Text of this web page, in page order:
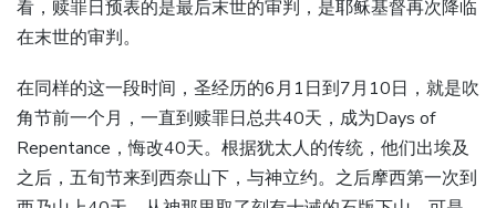
看，赎罪日预表的是最后末世的审判，是耶稣基督再次降临
在末世的审判。
在同样的这一段时间，圣经历的6月1日到7月10日，就是吹
角节前一个月，一直到赎罪日总共40天，成为Days of
Repentance，悔改40天。根据犹太人的传统，他们出埃及
之后，五旬节来到西奈山下，与神立约。之后摩西第一次到